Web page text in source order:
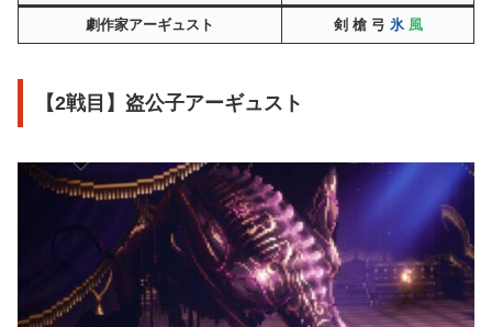
劇作家アーギュスト 剣 槍 弓 氷 風
【2戦目】盗公子アーギュスト